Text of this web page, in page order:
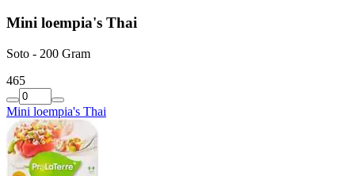
Mini loempia's Thai
Soto - 200 Gram
465
Mini loempia's Thai